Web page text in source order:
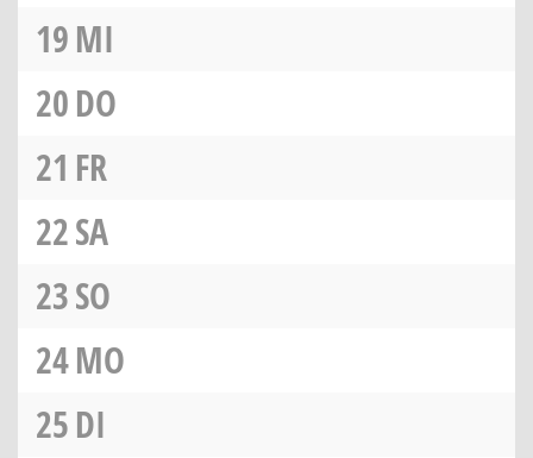
19MI
20DO
21 FR
22SA
23SO
24MO
25DI